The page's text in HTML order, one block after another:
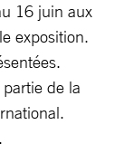
16 juin aux
exposition.
partie de la